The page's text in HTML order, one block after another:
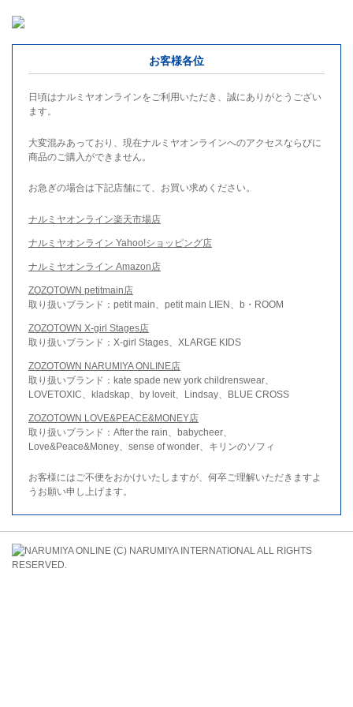
お客様各位
日頃はナルミヤオンラインをご利用いただき、誠にありがとうござい
ます。
大変混みあっており、現在ナルミヤオンラインへのアクセスならびに
商品のご購入ができません。
お急ぎの場合は下記店舗にて、お買い求めください。
ナルミヤオンライン楽天市場店
ナルミヤオンライン Yahoo!ショッピング店
ナルミヤオンライン Amazon店
ZOZOTOWN petitmain店
取り扱いブランド：petit main、petit main LIEN、b・ROOM
ZOZOTOWN X-girl Stages店
取り扱いブランド：X-girl Stages、XLARGE KIDS
ZOZOTOWN NARUMIYA ONLINE店
取り扱いブランド：kate spade new york childrenswear、
LOVETOXIC、kladskap、by loveit、Lindsay、BLUE CROSS
ZOZOTOWN LOVE&PEACE&MONEY店
取り扱いブランド：After the rain、babycheer、
Love&Peace&Money、sense of wonder、キリンのソフィ
お客様にはご不便をおかけいたしますが、何卒ご理解いただきますよ
うお願い申し上げます。